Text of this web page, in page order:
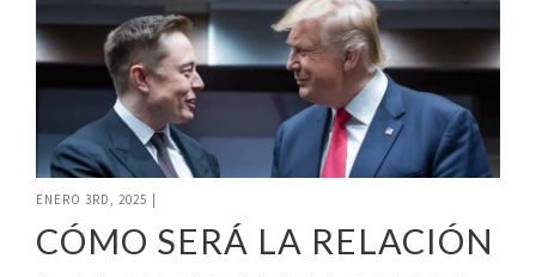
ENERO 3RD, 2025
CÓMO SERÁ LA RELACIÓN